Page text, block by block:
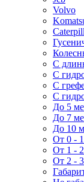
Volvo
С
С
С
С
До 5
До 7
До 10
От 0 -
От 1 -
От 2 -